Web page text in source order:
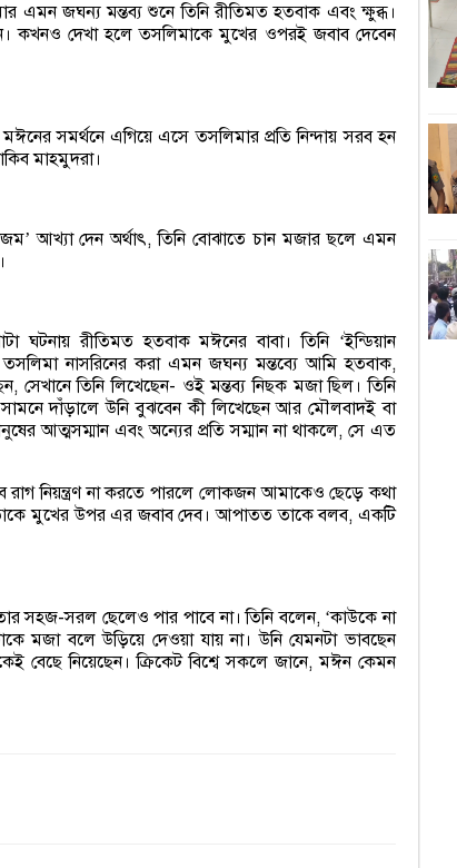
এমন জঘন্য মন্তব্য শুনে তিনি রীতিমত হতবাক এবং ক্ষুব্ধ।
কখনও দেখা হলে তসলিমাকে মুখের ওপরই জবাব দেবেন
সমর্থনে এগিয়ে এসে তসলিমার প্রতি নিন্দায় সরব হন
মাহমুদরা।
’ আখ্যা দেন অর্থাৎ, তিনি বোঝাতে চান মজার ছলে এমন
ঘটনায় রীতিমত হতবাক মঈনের বাবা। তিনি ‘ইন্ডিয়ান
তসলিমা নাসরিনের করা এমন জঘন্য মন্তব্যে আমি হতবাক,
সেখানে তিনি লিখেছেন- ওই মন্তব্য নিছক মজা ছিল। তিনি
দাঁড়ালে উনি বুঝবেন কী লিখেছেন আর মৌলবাদই বা
আত্মসম্মান এবং অন্যের প্রতি সম্মান না থাকলে, সে এত
রাগ নিয়ন্ত্রণ না করতে পারলে লোকজন আমাকেও ছেড়ে কথা
মুখের উপর এর জবাব দেব। আপাতত তাকে বলব, একটি
সহজ-সরল ছেলেও পার পাবে না। তিনি বলেন, ‘কাউকে না
মজা বলে উড়িয়ে দেওয়া যায় না। উনি যেমনটা ভাবছেন
বেছে নিয়েছেন। ক্রিকেট বিশ্বে সকলে জানে, মঈন কেমন